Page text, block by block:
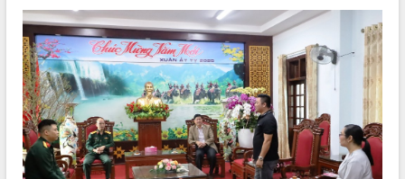
Khám bệnh, cấp phát thuốc miễn phí
và tặng quà người dân xã Cư Pui
Hội nghị UBND tỉnh Đắk Lắk thường kỳ